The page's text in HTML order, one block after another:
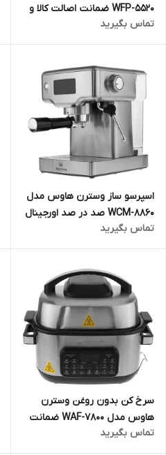
WFP-5520 ضمانت اصالت کالا و
ماهه مارکو تجارت
تماس بگیرید
اسپرسو ساز وسترن هاوس مدل
WCM-8860 صد در صد اورجینال
ارسال فوری
تماس بگیرید
سرخ کن بدون روغن وسترن
هاوس مدل WAF-7800 ضمانت
اصالت کالا و ارسال فوری و رایگان
گارانتی 18 ماهه مارکو تجارت
تماس بگیرید